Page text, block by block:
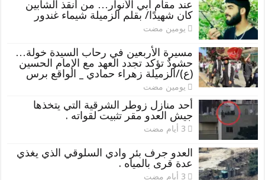
عند مقام أبي الأنوار… من أنقذ الشابين
كان شهيدًا/ بقلم الزميلة شيماء غندور
‏يومين مضت
مسيرة الأربعين في رحاب السيدة خولة…
حشودٌ تؤكد تجدد العهد مع الإمام الحسين
(ع)/الزميلة زهراء حمادي _ الواقع برس
‏يومين مضت
أحد منازل زوطر الشرقية التي يتخذها
جيش العدو مقر تثبيت لقواته .
العدو جرف بئر وادي السلوقي الذي يغذي
عدة قرى بالمياه .